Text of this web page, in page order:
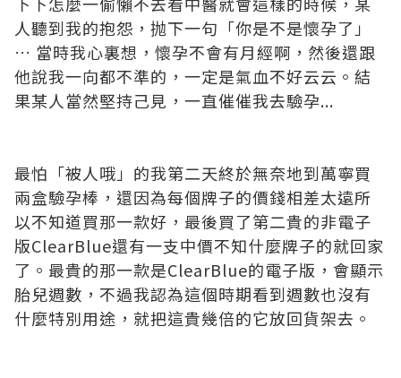
人聽到我的抱怨，抛下一句「你是不是懷孕了」
… 當時我心裏想，懷孕不會有月經啊，然後還跟
他說我一向都不準的，一定是氣血不好云云。結
果某人當然堅持己見，一直催催我去驗孕...
最怕「被人哦」的我第二天終於無奈地到萬寧買
兩盒驗孕棒，還因為每個牌子的價錢相差太遠所
以不知道買那一款好，最後買了第二貴的非電子
版ClearBlue還有一支中價不知什麼牌子的就回家
了。最貴的那一款是ClearBlue的電子版，會顯示
胎兒週數，不過我認為這個時期看到週數也沒有
什麼特別用途，就把這貴幾倍的它放回貨架去。